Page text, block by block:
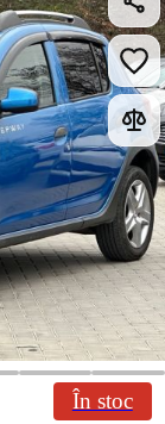
În stoc